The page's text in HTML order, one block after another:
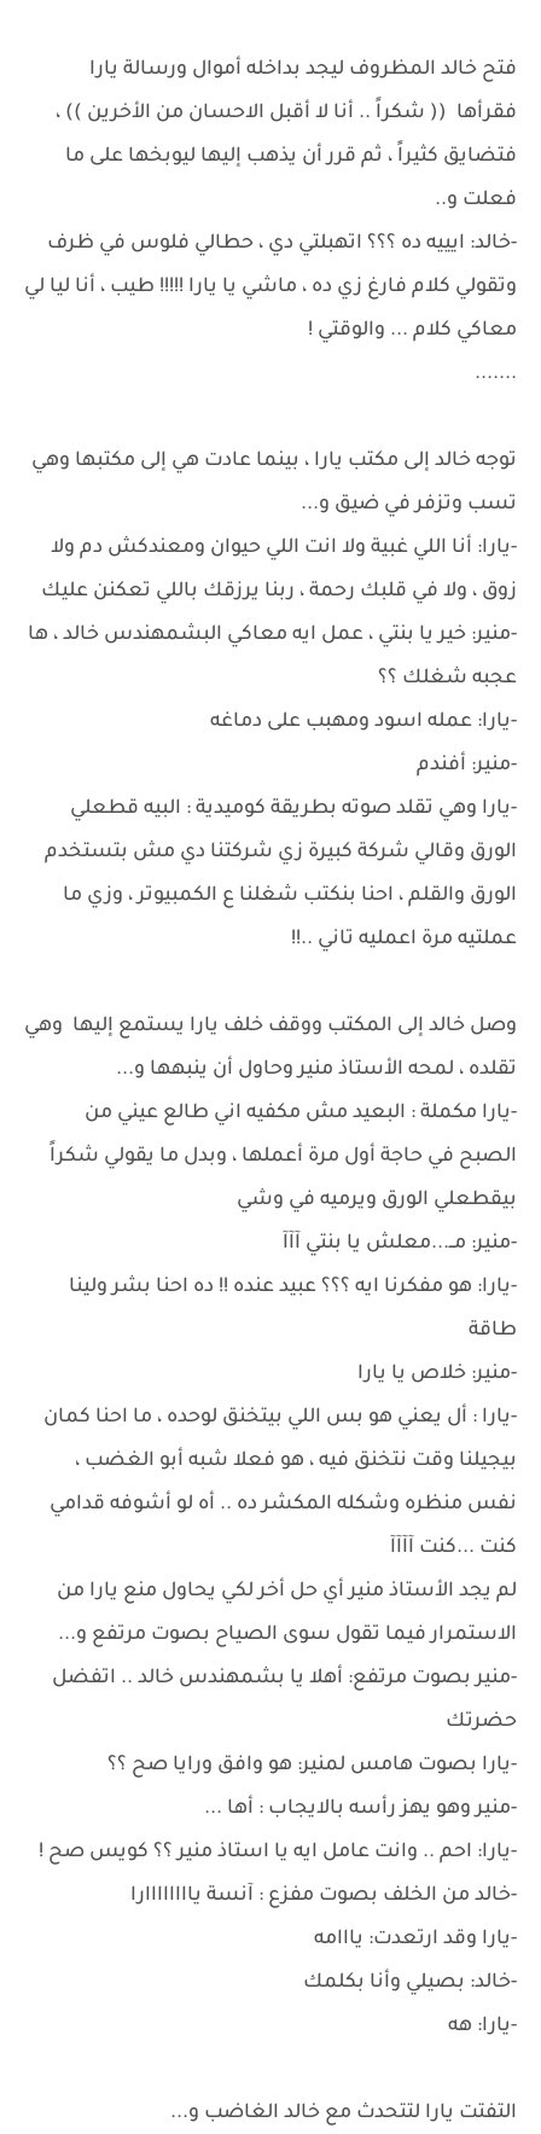
فتح خالد المظروف ليجد بداخله أموال ورسالة يارا
فقرأها (( شكراً .. أنا لا أقبل الاحسان من الأخرين )) ،
فتضايق كثيراً ، ثم قرر أن يذهب إليها ليوبخها على ما
فعلت و..
-خالد: ايييه ده ؟؟؟ اتهبلتي دي ، حطالي فلوس في ظرف
وتقولي كلام فارغ زي ده ، ماشي يا يارا !!!!! طيب ، أنا ليا لي
معاكي كلام ... والوقتي !
.......
توجه خالد إلى مكتب يارا ، بينما عادت هي إلى مكتبها وهي
تسب وتزفر في ضيق و...
-يارا: أنا اللي غبية ولا انت اللي حيوان ومعندكش دم ولا
زوق ، ولا في قلبك رحمة ، ربنا يرزقك باللي تعكنن عليك
-منير: خير يا بنتي ، عمل ايه معاكي البشمهندس خالد ، ها
عجبه شغلك ؟؟
-يارا: عمله اسود ومهبب على دماغه
-منير: أفندم
-يارا وهي تقلد صوته بطريقة كوميدية : البيه قطعلي
الورق وقالي شركة كبيرة زي شركتنا دي مش بتستخدم
الورق والقلم ، احنا بنكتب شغلنا ع الكمبيوتر ، وزي ما
عملتيه مرة اعمليه تاني ..!!
وصل خالد إلى المكتب ووقف خلف يارا يستمع إليها وهي
تقلده ، لمحه الأستاذ منير وحاول أن ينبهها و...
-يارا مكملة : البعيد مش مكفيه اني طالع عيني من
الصبح في حاجة أول مرة أعملها ، وبدل ما يقولي شكراً
بيقطعلي الورق ويرميه في وشي
-منير: مــ...معلش يا بنتي آآآ
-يارا: هو مفكرنا ايه ؟؟؟ عبيد عنده !! ده احنا بشر ولينا
طاقة
-منير: خلاص يا يارا
-يارا : أل يعني هو بس اللي بيتخنق لوحده ، ما احنا كمان
بيجيلنا وقت نتخنق فيه ، هو فعلا شبه أبو الغضب ،
نفس منظره وشكله المكشر ده .. أه لو أشوفه قدامي
كنت ...كنت آآآآ
لم يجد الأستاذ منير أي حل أخر لكي يحاول منع يارا من
الاستمرار فيما تقول سوى الصياح بصوت مرتفع و...
-منير بصوت مرتفع: أهلا يا بشمهندس خالد .. اتفضل
حضرتك
-يارا بصوت هامس لمنير: هو وافق ورايا صح ؟؟
-منير وهو يهز رأسه بالايجاب : أها ...
-يارا: احم .. وانت عامل ايه يا استاذ منير ؟؟ كويس صح !
-خالد من الخلف بصوت مفزع : آنسة ياااااااارا
-يارا وقد ارتعدت: يااامه
-خالد: بصيلي وأنا بكلمك
-يارا: هه
التفتت يارا لتتحدث مع خالد الغاضب و...